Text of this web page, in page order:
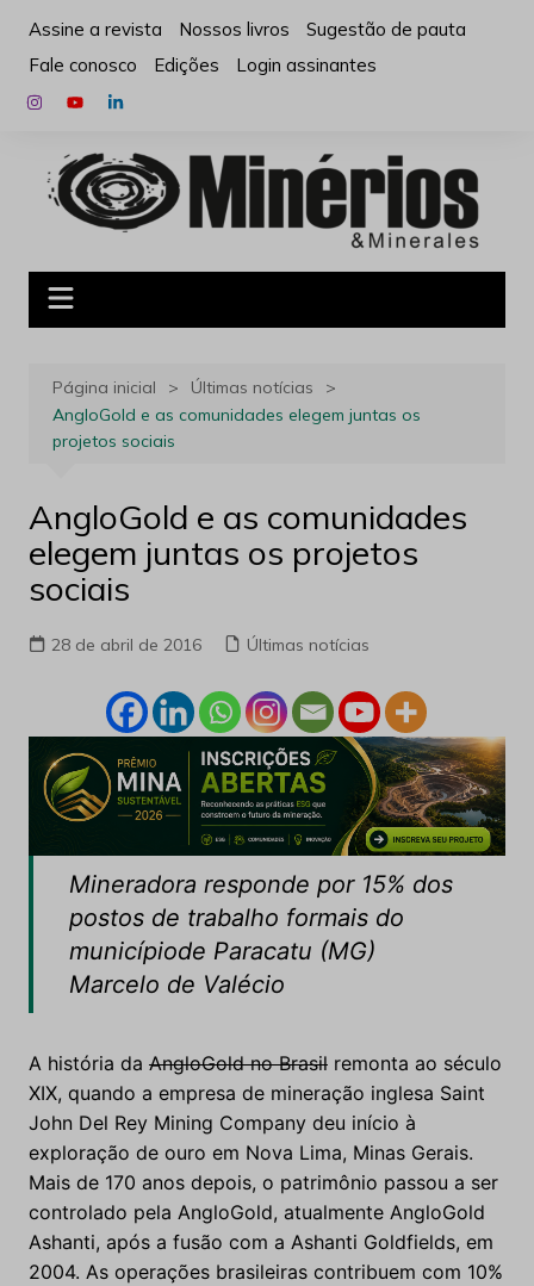
para
conteúdo
Assine a revista Nossos livros
Sugestão de pauta
Fale conosco
Edições Login assinantes
Página inicial
Últimas notícias
AngloGold e as comunidades elegem juntas os
projetos sociais
AngloGold e as comunidades
elegem juntas os projetos
sociais
28 de abril de 2016 Últimas notícias
Mineradora responde por 15% dos
postos de trabalho formais do
municípiode Paracatu (MG)
Marcelo de Valécio
A história da AngloGold no Brasilremonta ao século
XIX, quando a empresa de mineração inglesa Saint
John Del Rey Mining Company deu início à
exploração de ouro em Nova Lima, Minas Gerais.
Mais de 170 anos depois, o patrimônio passou a ser
controlado pela AngloGold, atualmente AngloGold
Ashanti, após a fusão com a Ashanti Goldfields, em
2004. As operações brasileiras contribuem com 10%